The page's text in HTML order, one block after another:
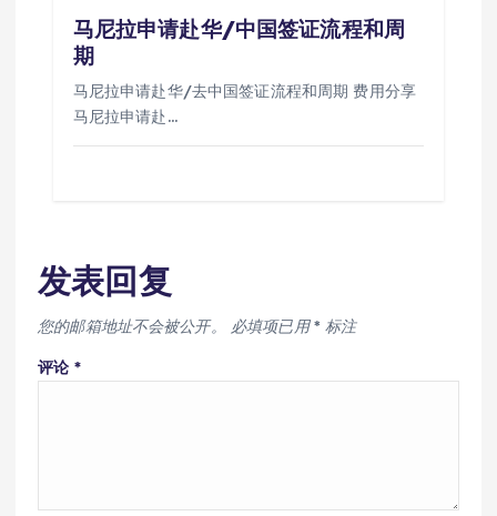
马尼拉申请赴华/中国签证流程和周
期
马尼拉申请赴华/去中国签证流程和周期 费用分享
马尼拉申请赴…
发表回复
您的邮箱地址不会被公开。 必填项已用* 标注
评论 *